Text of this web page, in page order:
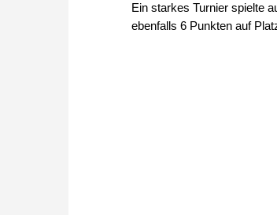
Ein starkes Turnier spielte
ebenfalls 6 Punkten auf